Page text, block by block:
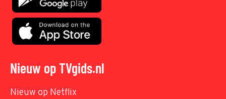
Nieuw op TVgids.nl
Nieuw op Netflix